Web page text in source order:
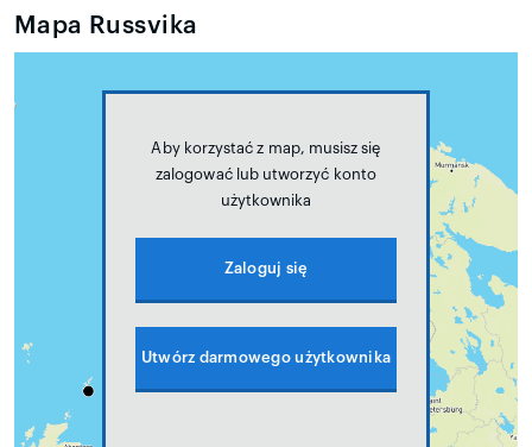
Mapa Russvika
Aby korzystać z map, musisz się
zalogować lub utworzyć konto
użytkownika
Zaloguj się
Utwórz darmowego użytkownika